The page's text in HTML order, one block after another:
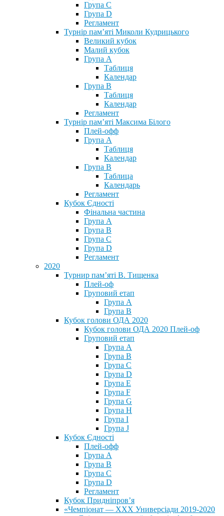
Група С
Група D
Регламент
Турнір пам’яті Миколи Кудрицького
Великий кубок
Малий кубок
Група А
Таблиця
Календар
Група В
Таблиця
Календар
Регламент
Турнір пам’яті Максима Білого
Плей-офф
Група А
Таблиця
Календар
Група В
Таблица
Календарь
Регламент
Кубок Єдності
Фінальна частина
Група А
Група В
Група С
Група D
Регламент
2020
Турнир пам’яті В. Тищенка
Плей-оф
Груповий етап
Група А
Група В
Кубок голови ОДА 2020
Кубок голови ОДА 2020 Плей-оф
Груповий етап
Група A
Група B
Група C
Група D
Група E
Група F
Група G
Група H
Група I
Група J
Кубок Єдності
Плей-офф
Група А
Група В
Група С
Група D
Регламент
Кубок Придніпров’я
«Чемпіонат — ХХХ Универсіади 2019-2020